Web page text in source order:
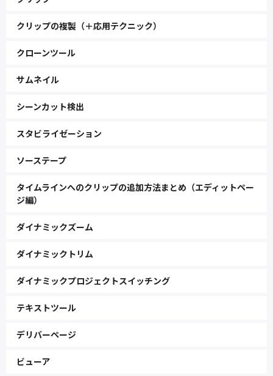
クリップの複製（＋応用テクニック）
クローンツール
サムネイル
シーンカット検出
スタビライゼーション
ソーステープ
タイムラインへのクリップの追加方法まとめ（エディットペー
ジ編）
ダイナミックズーム
ダイナミックトリム
ダイナミックプロジェクトスイッチング
テキストツール
デリバーページ
ビューア